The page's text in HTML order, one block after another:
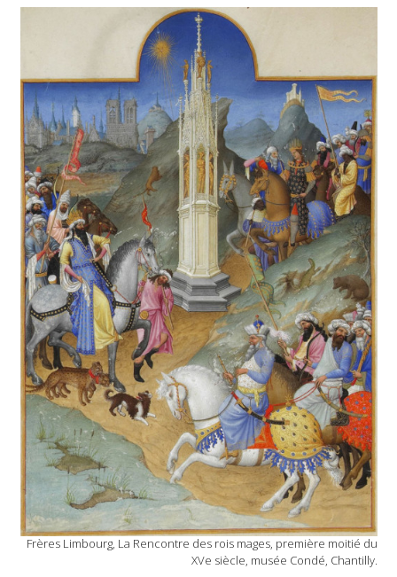
Frères Limbourg, La Rencontre des rois mages, première moitié du
XVe siècle, musée Condé, Chantilly.